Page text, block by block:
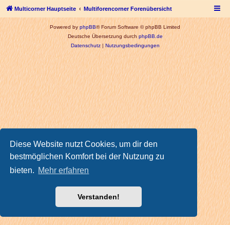
Diese Website nutzt Cookies, um dir den
bestmöglichen Komfort bei der Nutzung zu
bieten. Mehr erfahren
Verstanden!
Multicorner Hauptseite Multiforencorner Forenübersicht
Powered byphpBB® Forum Software © phpBB Limited
Deutsche Übersetzung durchphpBB.de
Datenschutz|Nutzungsbedingungen